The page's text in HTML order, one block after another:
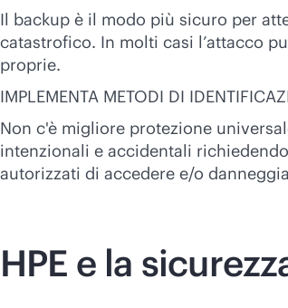
Il backup è il modo più sicuro per
catastrofico. In molti casi l’attacco
proprie.
IMPLEMENTA METODI DI
Non c'è migliore protezione
intenzionali e accidentali
autorizzati di accedere e/o
HPE e la